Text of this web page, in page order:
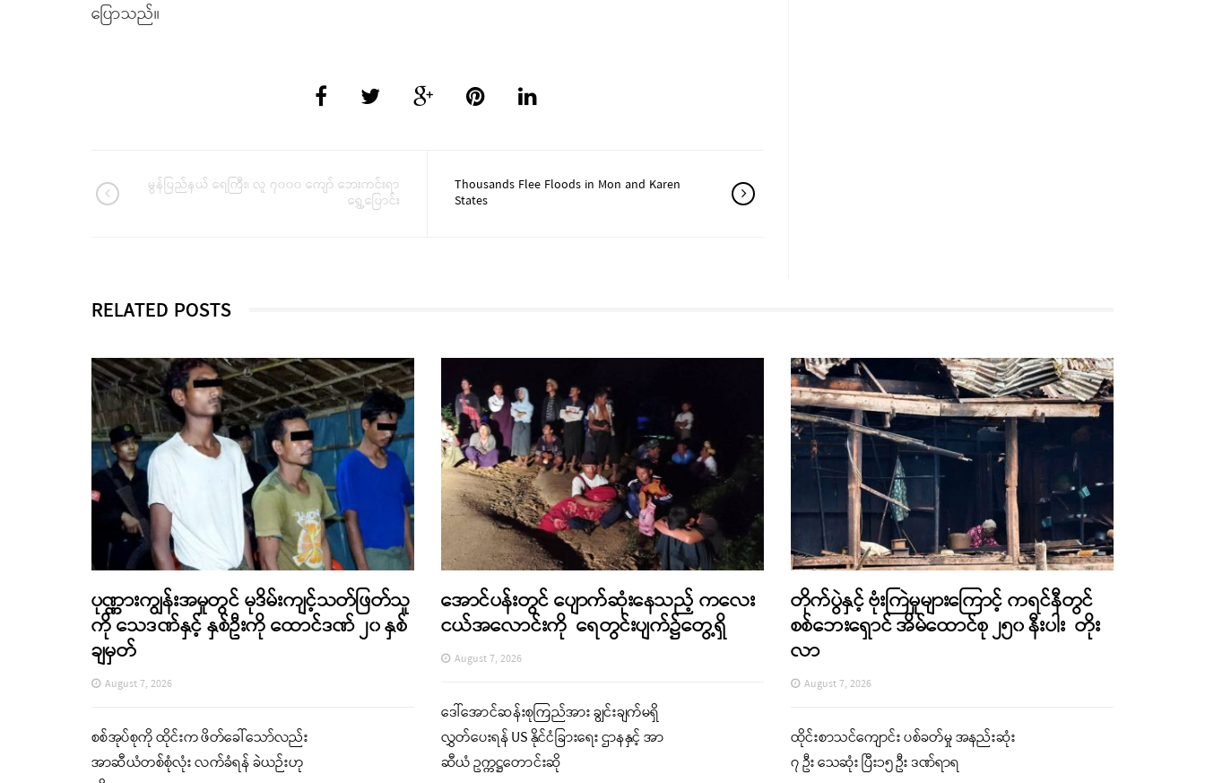
ပြောသည်။
မွန်ပြည်နယ် ရေကြီး၊ လူ ၇၀၀၀ ကျော် ဘေးကင်းရာ
ရွှေ့ပြောင်း
Thousands Flee Floods in Mon and Karen
States
RELATED POSTS
ပုဏ္ဏားကျွန်းအမှုတွင် မုဒိမ်းကျင့်သတ်ဖြတ်သူ
ကို သေဒဏ်နှင့် နှစ်ဦးကို ထောင်ဒဏ် ၂၀ နှစ်
ချမှတ်
August 7, 2026
စစ်အုပ်စုကို ထိုင်းက ဖိတ်ခေါ်သော်လည်း
အာဆီယံတစ်စုံလုံး လက်ခံရန် ခဲယဉ်းဟု
အောင်ပန်းတွင် ပျောက်ဆုံးနေသည့် ကလေး
ငယ်အလောင်းကို ရေတွင်းပျက်၌တွေ့ရှိ
August 7, 2026
ဒေါ်အောင်ဆန်းစုကြည်အား ချွင်းချက်မရှိ
လွှတ်ပေးရန် US နိုင်ငံခြားရေး ဌာနနှင့် အာ
ဆီယံ ဥက္ကဋ္ဌတောင်းဆို
တိုက်ပွဲနှင့် ဗုံးကြဲမှုများကြောင့် ကရင်နီတွင်
စစ်ဘေးရှောင် အိမ်ထောင်စု ၂၅၀ နီးပါး တိုး
လာ
August 7, 2026
ထိုင်းစာသင်ကျောင်း ပစ်ခတ်မှု အနည်းဆုံး
၇ ဦး သေဆုံး ပြီး၁၅ ဦး ဒဏ်ရာရ